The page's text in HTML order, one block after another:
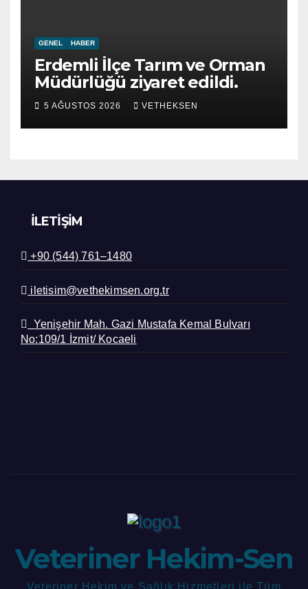
GENEL HABER
Erdemli İlçe Tarım ve Orman
Müdürlüğü ziyaret edildi.
5 AĞUSTOS 2026 VETHEKSEN
İLETIŞIM
+90 (544) 761–1480
iletisim@vethekimsen.org.tr
Yenişehir Mah. Gazi Mustafa Kemal Bulvarı
No:109/1 İzmit/ Kocaeli
Veteriner Hekim-Sen